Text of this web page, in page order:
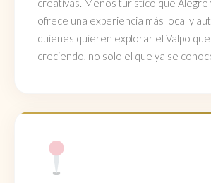
creativas. Menos turístico que Alegre
ofrece una experiencia más local y
quienes quieren explorar el Valpo
creciendo, no solo el que ya se